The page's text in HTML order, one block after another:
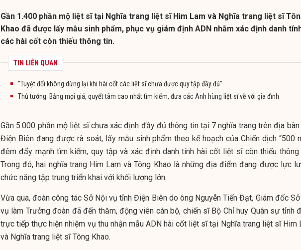
Gần 1.400 phần mộ liệt sĩ tại Nghĩa trang liệt sĩ Him Lam và Nghĩa trang liệt sĩ
Khao đã được lấy mẫu sinh phẩm, phục vụ giám định ADN nhằm xác định danh
các hài cốt còn thiếu thông tin.
TIN LIÊN QUAN
"Tuyệt đối không dừng lại khi hài cốt các liệt sĩ chưa được quy tập đầy đủ"
Thủ tướng: Bằng mọi giá, quyết tâm cao nhất tìm kiếm, đưa các Anh hùng liệt sĩ về với gia đình
Gần 5.000 phần mộ liệt sĩ chưa xác định đầy đủ thông tin tại 7 nghĩa trang trên địa bàn
Điện Biên đang được rà soát, lấy mẫu sinh phẩm theo kế hoạch của Chiến dịch “500
đêm đẩy mạnh tìm kiếm, quy tập và xác định danh tính hài cốt liệt sĩ còn thiếu thông
Trong đó, hai nghĩa trang Him Lam và Tông Khao là những địa điểm đang được lực
chức năng tập trung triển khai với khối lượng lớn.
Vừa qua, đoàn công tác Sở Nội vụ tỉnh Điện Biên do ông Nguyễn Tiến Đạt, Giám đốc
vụ làm Trưởng đoàn đã đến thăm, động viên cán bộ, chiến sĩ Bộ Chỉ huy Quân sự tỉnh
trực tiếp thực hiện nhiệm vụ thu nhận mẫu ADN hài cốt liệt sĩ tại Nghĩa trang liệt sĩ Him
và Nghĩa trang liệt sĩ Tông Khao.